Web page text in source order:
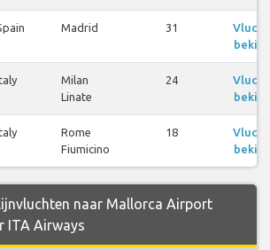
Madrid 31
Milan
Linate
24
Rome
Fiumicino
18
naar Mallorca Airport
ITA Airways